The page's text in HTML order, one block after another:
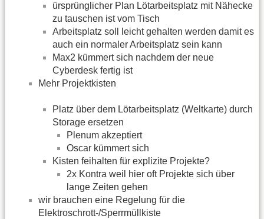
ürsprünglicher Plan Lötarbeitsplatz mit Nähecke
zu tauschen ist vom Tisch
Arbeitsplatz soll leicht gehalten werden damit es
auch ein normaler Arbeitsplatz sein kann
Max2 kümmert sich nachdem der neue
Cyberdesk fertig ist
Mehr Projektkisten
Platz über dem Lötarbeitsplatz (Weltkarte) durch
Storage ersetzen
Plenum akzeptiert
Oscar kümmert sich
Kisten feihalten für explizite Projekte?
2x Kontra weil hier oft Projekte sich über
lange Zeiten gehen
wir brauchen eine Regelung für die
Elektroschrott-/Sperrmüllkiste